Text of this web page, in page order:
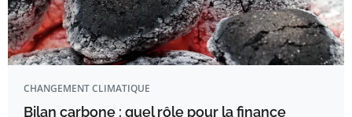
CHANGEMENT CLIMATIQUE
Bilan carbone : quel rôle pour la finance